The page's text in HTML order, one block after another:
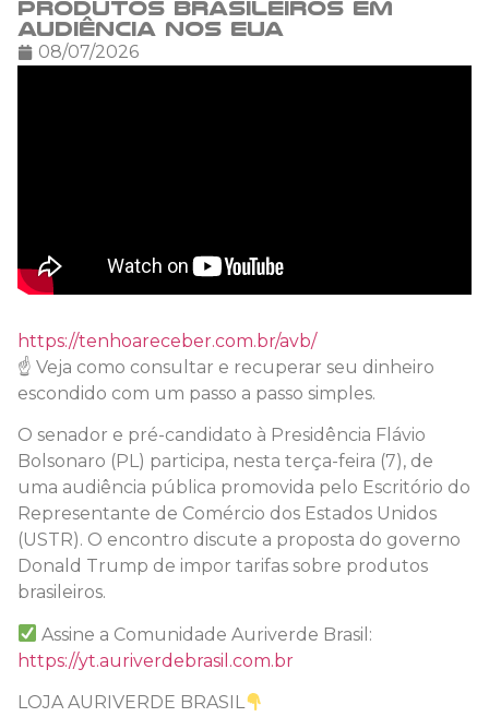
produtos brasileiros em
audiência nos EUA
08/07/2026
https://tenhoareceber.com.br/avb/
☝️ Veja como consultar e recuperar seu dinheiro
escondido com um passo a passo simples.
O senador e pré-candidato à Presidência Flávio
Bolsonaro (PL) participa, nesta terça-feira (7), de
uma audiência pública promovida pelo Escritório do
Representante de Comércio dos Estados Unidos
(USTR). O encontro discute a proposta do governo
Donald Trump de impor tarifas sobre produtos
brasileiros.
Assine a Comunidade Auriverde Brasil:
https://yt.auriverdebrasil.com.br
LOJA AURIVERDE BRASIL